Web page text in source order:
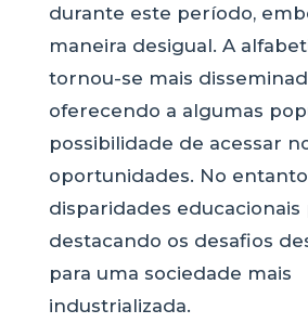
durante este período,
maneira desigual. A
tornou-se mais
oferecendo a algumas
possibilidade de acessar
oportunidades. No
disparidades educacionais
destacando os desafios
para uma sociedade mais
industrializada.